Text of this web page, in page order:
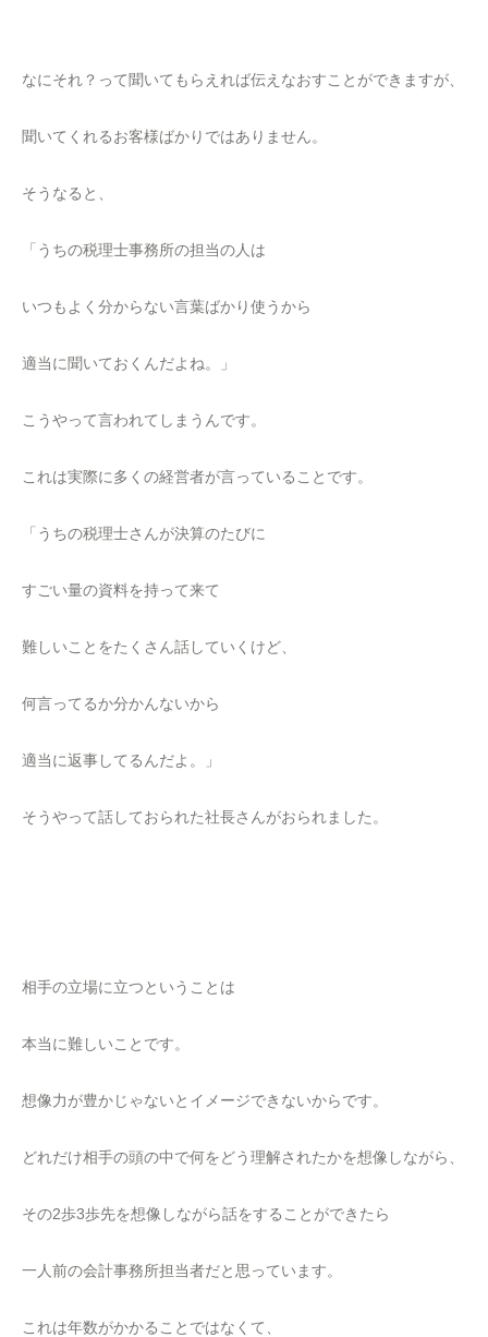
なにそれ？って聞いてもらえれば伝えなおすことができますが、
聞いてくれるお客様ばかりではありません。
そうなると、
「うちの税理士事務所の担当の人は
いつもよく分からない言葉ばかり使うから
適当に聞いておくんだよね。」
こうやって言われてしまうんです。
これは実際に多くの経営者が言っていることです。
「うちの税理士さんが決算のたびに
すごい量の資料を持って来て
難しいことをたくさん話していくけど、
何言ってるか分かんないから
適当に返事してるんだよ。」
そうやって話しておられた社長さんがおられました。
相手の立場に立つということは
本当に難しいことです。
想像力が豊かじゃないとイメージできないからです。
どれだけ相手の頭の中で何をどう理解されたかを想像しながら、
その2歩3歩先を想像しながら話をすることができたら
一人前の会計事務所担当者だと思っています。
これは年数がかかることではなくて、